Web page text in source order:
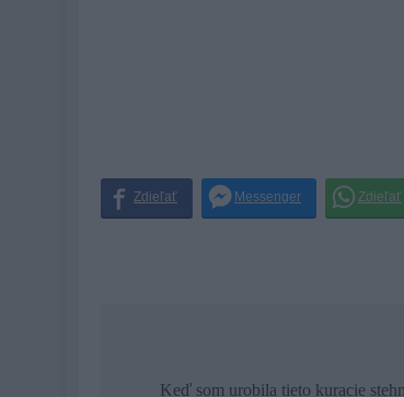
Keď som urobila tieto kuracie